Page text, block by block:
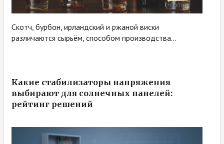
Скотч, бурбон, ирландский и ржаной виски
различаются сырьём, способом производства...
Какие стабилизаторы напряжения
выбирают для солнечных панелей:
рейтинг решений